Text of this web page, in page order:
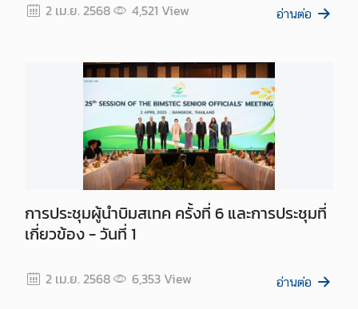
2 เม.ย. 2568 4,521 View อ่านต่อ
การประชุมผู้นำบิมสเทค ครั้งที่ 6 และการประชุมที่
เกี่ยวข้อง - วันที่ 1
2 เม.ย. 2568 6,353View อ่านต่อ